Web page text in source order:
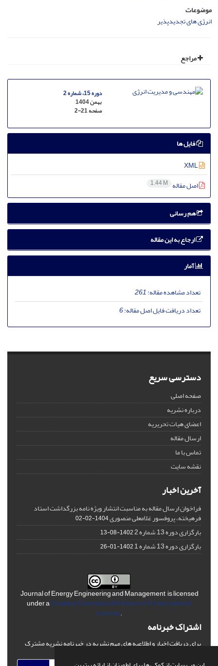
موضوعات
انرژی های تجدیدپذیر
مراجع
دوره 15، شماره 2
بهمن 1404
صفحه2-21
فایل ها
اصل مقاله 1.44 M
هم رسانی
ارجاع به این مقاله
آمار
تعداد مشاهده مقاله:261
تعداد دریافت فایل اصل مقاله:6
دسترسی سریع
صفحه اصلی
درباره نشریه
اعضای هیات تحریریه
ارسال مقاله
تماس با ما
نقشه سایت
آخرین اخبار
فراخوان ارسال مقاله به مناسبت انتشار ویژه نامه بزرگداشت استاد
فرهیخته، پروفسور غلامعلی منصوری1404-02-02
بارگزاری دوره 13 شماره 2 1402-08-13
بارگزاری دوره 13 شماره 1 1402-01-26
Journal of Energy Engineering and Management is licensed
under aCreative Commons Attribution 4.0 International
License.
اشتراک خبرنامه
برای دریافت اخبار و اطلاعیه های مهم نشریه در خبرنامه نشریه مشترک